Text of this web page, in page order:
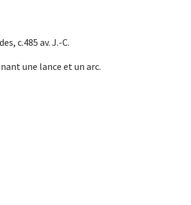
c.485 av. J.-C.
une lance et un arc.